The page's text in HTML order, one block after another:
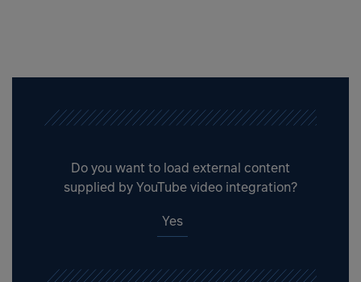
Do you want to load external content
supplied byYouTube video integration?
Yes